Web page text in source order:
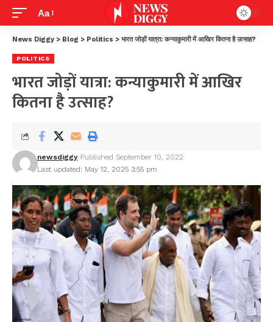
Aa
News Diggy > Blog > Politics > भारत जोड़ों यात्रा: कन्याकुमारी में आखिर कितना है उत्साह?
POLITICS
भारत जोड़ों यात्रा: कन्याकुमारी में आखिर
कितना है उत्साह?
Last updated: May 12, 2025 3:55 pm
newsdiggy Published September 10, 2022